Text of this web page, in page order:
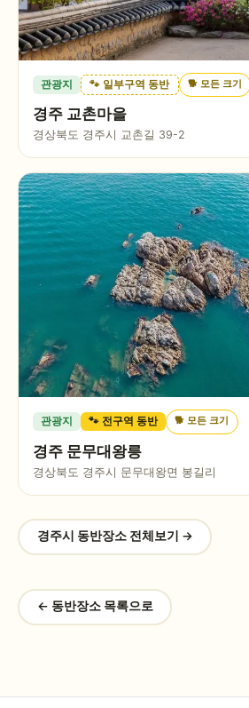
관광지 🐾 일부구역 동반 🐕 모든 크기
경주 교촌마을
경상북도 경주시 교촌길 39-2
관광지 🐾 전구역 동반 🐕모든 크기
경주 문무대왕릉
경상북도 경주시 문무대왕면 봉길리
경주시 동반장소 전체보기 →
← 동반장소 목록으로